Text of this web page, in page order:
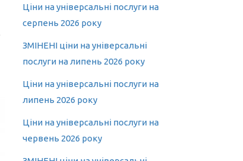
Ціни на універсальні послуги на
серпень 2026 року
ЗМІНЕНІ ціни на універсальні
послуги на липень 2026 року
Ціни на універсальні послуги на
липень 2026 року
Ціни на універсальні послуги на
червень 2026 року